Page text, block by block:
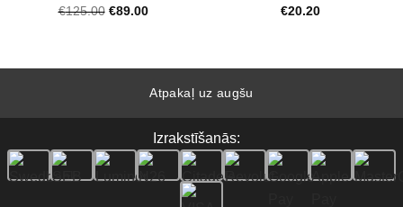
€125.00 Original
€89.00Current
€20.20
Atpakaļ uz augšu
Izrakstīšanās: